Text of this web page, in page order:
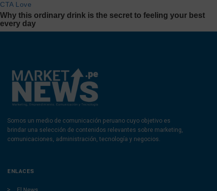
Somos un medio de comunicación peruano cuyo objetivo es
brindar una selección de contenidos relevantes sobre marketing,
comunicaciones, administración, tecnología y negocios.
ENLACES